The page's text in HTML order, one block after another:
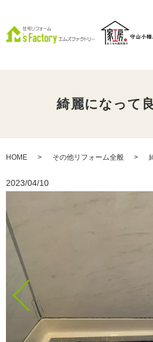
綺麗になって
HOME その他リフォーム全般
2023/04/10